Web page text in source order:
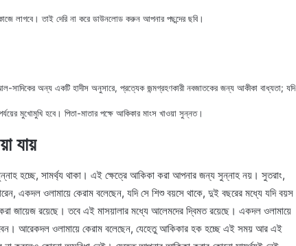
লাগবে। তাই দেরি না করে ডাউনলোড করুন আপনার পছন্দের ছবি।
অন্য একটি হাদীস অনুসারে, প্রত্যেক জন্মগ্রহণকারী নবজাতকের জন্য আকীকা বাধ্যতা; যদি
মুখোমুখি হবে। পিতা-মাতার পক্ষে আকিকার মাংস খাওয়া সুন্নত।
যায়
হচ্ছে, সামর্থ্য থাকা। এই ক্ষেত্রে আকিকা করা আপনার জন্য সুন্নাহ নয়। সুতরাং,
একদল ওলামায়ে কেরাম বলেছেন, যদি সে শিশু বয়সে থাকে, দুই বছরের মধ্যে যদি বয়স
জায়েজ রয়েছে। তবে এই মাসয়ালার মধ্যে আলেমদের দ্বিমত রয়েছে। একদল ওলামায়ে
আরেকদল ওলামায়ে কেরাম বলেছেন, যেহেতু আকিকার হক হচ্ছে এই সময় আর এই